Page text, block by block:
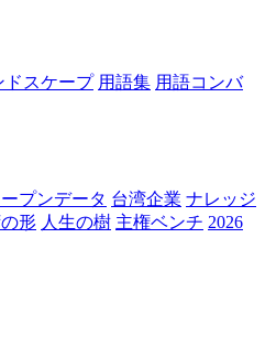
ドスケープ 用語集 用語コンバ
プンデータ 台湾企業 ナレッジ
形 人生の樹 主権ベンチ 2026